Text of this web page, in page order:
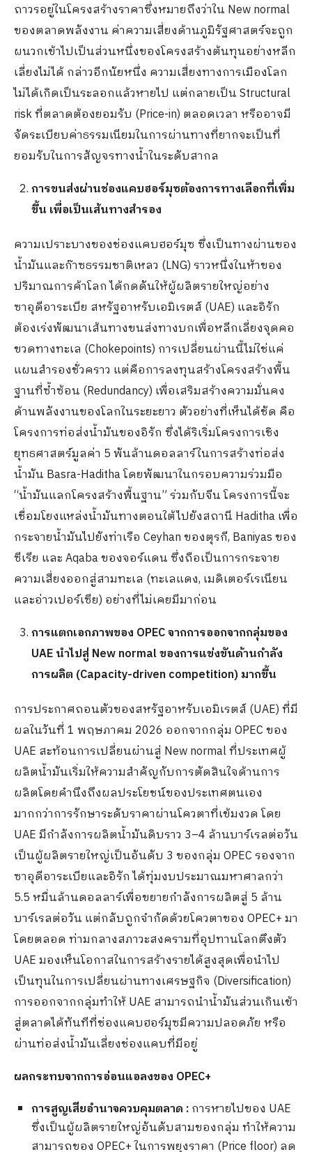
ถาวรอยู่ในโครงสร้างราคาซึ่งหมายถึงว่าใน New normal
ของตลาดพลังงาน ค่าความเสี่ยงด้านภูมิรัฐศาสตร์จะถูก
ผนวกเข้าไปเป็นส่วนหนึ่งของโครงสร้างต้นทุนอย่างหลีก
เลี่ยงไม่ได้ กล่าวอีกนัยหนึ่ง ความเสี่ยงทางการเมืองโลก
ไม่ได้เกิดเป็นระลอกแล้วหายไป แต่กลายเป็น Structural
risk ที่ตลาดต้องยอมรับ (Price-in) ตลอดเวลา หรืออาจมี
จัดระเบียบค่าธรรมเนียมในการผ่านทางที่ยากจะเป็นที่
ยอมรับในการสัญจรทางน้ำในระดับสากล
การขนส่งผ่านช่องแคบฮอร์มุซต้องการทางเลือกที่เพิ่ม
ขึ้น เพื่อเป็นเส้นทางสำรอง
ความเปราะบางของช่องแคบฮอร์มุซ ซึ่งเป็นทางผ่านของ
น้ำมันและก๊าซธรรมชาติเหลว (LNG) ราวหนึ่งในห้าของ
ปริมาณการค้าโลก ได้กดดันให้ผู้ผลิตรายใหญ่อย่าง
ซาอุดีอาระเบีย สหรัฐอาหรับเอมิเรตส์ (UAE) และอิรัก
ต้องเร่งพัฒนาเส้นทางขนส่งทางบกเพื่อหลีกเลี่ยงจุดคอ
ขวดทางทะเล (Chokepoints) การเปลี่ยนผ่านนี้ไม่ใช่แค่
แผนสำรองชั่วคราว แต่คือการลงทุนสร้างโครงสร้างพื้น
ฐานที่ซ้ำซ้อน (Redundancy) เพื่อเสริมสร้างความมั่นคง
ด้านพลังงานของโลกในระยะยาว ตัวอย่างที่เห็นได้ชัด คือ
โครงการท่อส่งน้ำมันของอิรัก ซึ่งได้ริเริ่มโครงการเชิง
ยุทธศาสตร์มูลค่า 5 พันล้านดอลลาร์ในการสร้างท่อส่ง
น้ำมัน Basra-Haditha โดยพัฒนาในกรอบความร่วมมือ
“น้ำมันแลกโครงสร้างพื้นฐาน” ร่วมกับจีน โครงการนี้จะ
เชื่อมโยงแหล่งน้ำมันทางตอนใต้ไปยังสถานี Haditha เพื่อ
กระจายน้ำมันไปยังท่าเรือ Ceyhan ของตุรกี, Baniyas ของ
ซีเรีย และ Aqaba ของจอร์แดน ซึ่งถือเป็นการกระจาย
ความเสี่ยงออกสู่สามทะเล (ทะเลแดง, เมดิเตอร์เรเนียน
และอ่าวเปอร์เซีย) อย่างที่ไม่เคยมีมาก่อน
การแตกเอกภาพของ OPEC จากการออกจากกลุ่มของ
UAE นำไปสู่ New normal ของการแข่งขันด้านกำลัง
การผลิต (Capacity-driven competition) มากขึ้น
การประกาศถอนตัวของสหรัฐอาหรับเอมิเรตส์ (UAE) ที่มี
ผลในวันที่ 1 พฤษภาคม 2026 ออกจากกลุ่ม OPEC ของ
UAE สะท้อนการเปลี่ยนผ่านสู่ New normal ที่ประเทศผู้
ผลิตน้ำมันเริ่มให้ความสำคัญกับการตัดสินใจด้านการ
ผลิตโดยคำนึงถึงผลประโยชน์ของประเทศตนเอง
มากกว่าการรักษาระดับราคาผ่านโควตาที่เข้มงวด โดย
UAE มีกำลังการผลิตน้ำมันดิบราว 3–4 ล้านบาร์เรลต่อวัน
เป็นผู้ผลิตรายใหญ่เป็นอันดับ 3 ของกลุ่ม OPEC รองจาก
ซาอุดีอาระเบียและอิรัก ได้ทุ่มงบประมาณมหาศาลกว่า
5.5 หมื่นล้านดอลลาร์เพื่อขยายกำลังการผลิตสู่ 5 ล้าน
บาร์เรลต่อวัน แต่กลับถูกจำกัดด้วยโควตาของ OPEC+ มา
โดยตลอด ท่ามกลางสภาวะสงครามที่อุปทานโลกตึงตัว
UAE มองเห็นโอกาสในการสร้างรายได้สูงสุดเพื่อนำไป
เป็นทุนในการเปลี่ยนผ่านทางเศรษฐกิจ (Diversification)
การออกจากกลุ่มทำให้ UAE สามารถนำน้ำมันส่วนเกินเข้า
สู่ตลาดได้ทันทีที่ช่องแคบฮอร์มุซมีความปลอดภัย หรือ
ผ่านท่อส่งน้ำมันเลี่ยงช่องแคบที่มีอยู่
ผลกระทบจากการอ่อนแอลงของ OPEC+
การสูญเสียอำนาจควบคุมตลาด :การหายไปของ UAE
ซึ่งเป็นผู้ผลิตรายใหญ่อันดับสามของกลุ่ม ทำให้ความ
สามารถของ OPEC+ ในการพยุงราคา (Price floor) ลด